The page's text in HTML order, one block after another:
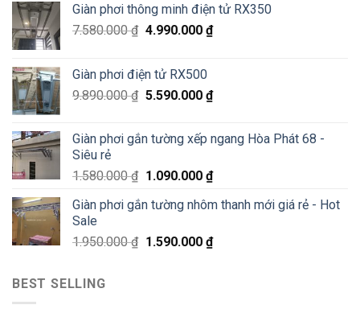
Đống
Đa
Đông
–
Siêu
chỉ
200K
Giàn phơi thông minh điện tử RX350
7.580.000₫ 4.990.000 ₫
Giàn phơi điện tử RX500
9.890.000₫ 5.590.000 ₫
Giàn phơi gắn tường xếp ngang Hòa Phát 68 -
Siêu rẻ
1.580.000₫ 1.090.000 ₫
Giàn phơi gắn tường nhôm thanh mới giá rẻ - Hot
Sale
1.950.000₫ 1.590.000 ₫
BEST SELLING